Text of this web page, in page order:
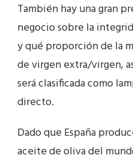
También hay una gran
negocio sobre la
y qué proporción de la
de virgen extra/virgen,
será clasificada como
directo.
Dado que España
aceite de oliva del